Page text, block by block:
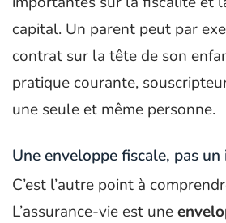
capital. Un parent peut par
contrat sur la tête de son
pratique courante,
une seule et même personne.
Une enveloppe fiscale, pas
C’est l’autre point à
L’assurance-vie est une